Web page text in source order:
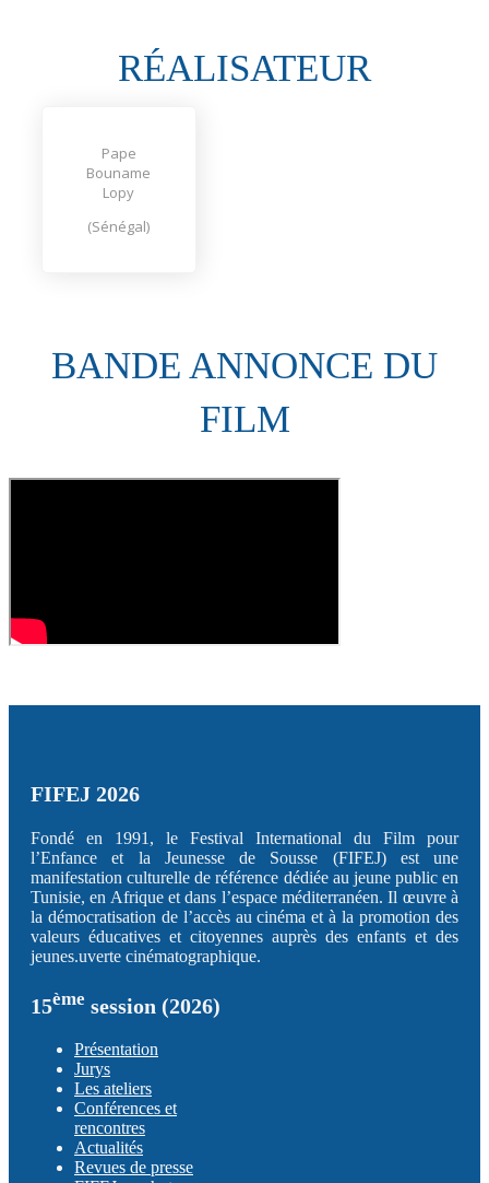
RÉALISATEUR
Pape
Bouname
Lopy
(Sénégal)
BANDE ANNONCE DU
FILM
FIFEJ 2026
Fondé en 1991, le Festival International du Film pour
l’Enfance et la Jeunesse de Sousse (FIFEJ) est une
manifestation culturelle de référence dédiée au jeune public en
Tunisie, en Afrique et dans l’espace méditerranéen. Il œuvre à
la démocratisation de l’accès au cinéma et à la promotion des
valeurs éducatives et citoyennes auprès des enfants et des
jeunes.uverte cinématographique.
15ème session (2026)
Présentation
Jurys
Les ateliers
Conférences et
rencontres
Actualités
Revues de presse